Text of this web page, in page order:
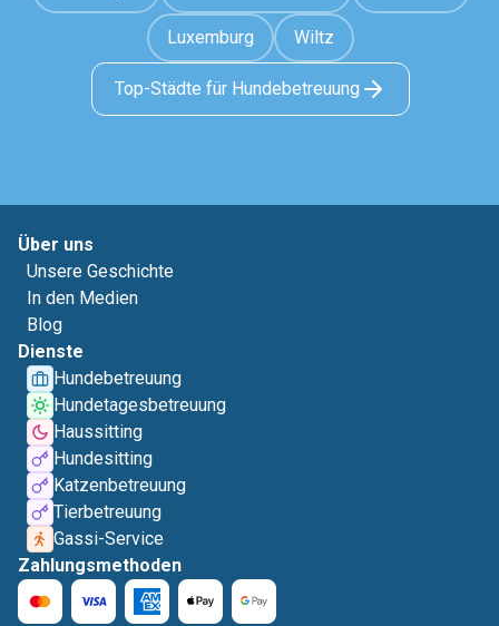
Luxemburg Wiltz
Top-Städte für Hundebetreuung
Über uns
Unsere Geschichte
In den Medien
Blog
Dienste
Hundebetreuung
Hundetagesbetreuung
Haussitting
Hundesitting
Katzenbetreuung
Tierbetreuung
Gassi-Service
Zahlungsmethoden